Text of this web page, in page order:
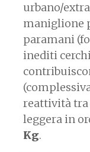
urbano/
maniglione
paramani
inediti
reattività tra
leggera in
Kg.